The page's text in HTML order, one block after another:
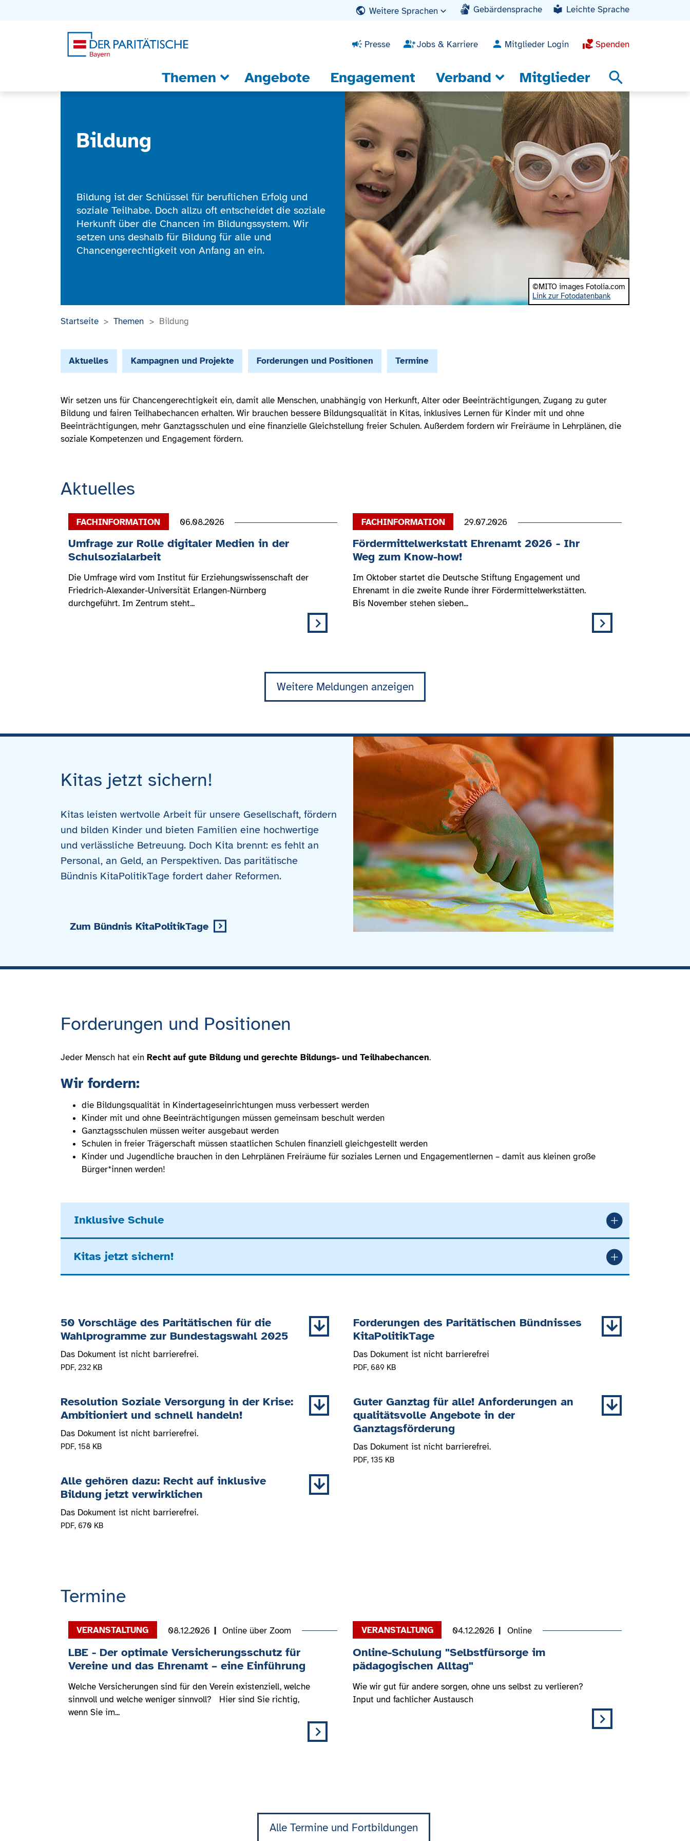
Weitere Sprachen Gebärdensprache Leichte Sprache
Presse Jobs & Karriere Mitglieder Login Spenden
Themen Angebote Engagement Verband Mitglieder search
Bildung
Bildung ist der Schlüssel für beruflichen Erfolg und
soziale Teilhabe. Doch allzu oft entscheidet die soziale
Herkunft über die Chancen im Bildungssystem. Wir
setzen uns deshalb für Bildung für alle und
Chancengerechtigkeit von Anfang an ein.
©MITO images Fotolia.com
Link zur Fotodatenbank
Startseite Themen Bildung
Aktuelles Kampagnen und Projekte Forderungen und Positionen Termine
Wir setzen uns für Chancengerechtigkeit ein, damit alle Menschen, unabhängig von Herkunft, Alter oder Beeinträchtigungen, Zugang zu guter
Bildung und fairen Teilhabechancen erhalten. Wir brauchen bessere Bildungsqualität in Kitas, inklusives Lernen für Kinder mit und ohne
Beeinträchtigungen, mehr Ganztagsschulen und eine finanzielle Gleichstellung freier Schulen. Außerdem fordern wir Freiräume in Lehrplänen, die
soziale Kompetenzen und Engagement fördern.
Aktuelles
Umfrage zur Rolle digitaler Medien in der
Schulsozialarbeit
Die Umfrage wird vom Institut für Erziehungswissenschaft der
Friedrich-Alexander-Universität Erlangen-Nürnberg
durchgeführt. Im Zentrum steht...
06.08.2026
Fördermittelwerkstatt Ehrenamt 2026 - Ihr
Weg zum Know-how!
Im Oktober startet die Deutsche Stiftung Engagement und
Ehrenamt in die zweite Runde ihrer Fördermittelwerkstätten.
Bis November stehen sieben...
29.07.2026
Weitere Meldungen anzeigen
Kitas jetzt sichern!
Kitas leisten wertvolle Arbeit für unsere Gesellschaft, fördern
und bilden Kinder und bieten Familien eine hochwertige
und verlässliche Betreuung. Doch Kita brennt: es fehlt an
Personal, an Geld, an Perspektiven. Das paritätische
Bündnis KitaPolitikTage fordert daher Reformen.
Zum Bündnis KitaPolitikTage
Forderungen und Positionen
Jeder Mensch hat ein Recht auf gute Bildung und gerechte Bildungs- und Teilhabechancen.
Wir fordern:
die Bildungsqualität in Kindertageseinrichtungen muss verbessert werden
Kinder mit und ohne Beeinträchtigungen müssen gemeinsam beschult werden
Ganztagsschulen müssen weiter ausgebaut werden
Schulen in freier Trägerschaft müssen staatlichen Schulen finanziell gleichgestellt werden
Kinder und Jugendliche brauchen in den Lehrplänen Freiräume für soziales Lernen und Engagementlernen – damit aus kleinen große
Bürger*innen werden!
Inklusive Schule
Kitas jetzt sichern!
50 Vorschläge des Paritätischen für die
Wahlprogramme zur Bundestagswahl 2025
Das Dokument ist nicht barrierefrei.
PDF, 232 KB
Resolution Soziale Versorgung in der Krise:
Ambitioniert und schnell handeln!
Das Dokument ist nicht barrierefrei.
PDF, 158 KB
Alle gehören dazu: Recht auf inklusive
Bildung jetzt verwirklichen
Das Dokument ist nicht barrierefrei.
PDF, 670 KB
Forderungen des Paritätischen Bündnisses
KitaPolitikTage
Das Dokument ist nicht barrierefrei
PDF, 689 KB
Guter Ganztag für alle! Anforderungen an
qualitätsvolle Angebote in der
Ganztagsförderung
Das Dokument ist nicht barrierefrei.
PDF, 135 KB
Termine
LBE - Der optimale Versicherungsschutz für
Vereine und das Ehrenamt – eine Einführung
Welche Versicherungen sind für den Verein existenziell, welche
sinnvoll und welche weniger sinnvoll? Hier sind Sie richtig,
wenn Sie im...
08.12.2026 Online über Zoom
Online-Schulung "Selbstfürsorge im
pädagogischen Alltag"
Wie wir gut für andere sorgen, ohne uns selbst zu verlieren?
Input und fachlicher Austausch
04.12.2026 Online
Alle Termine und Fortbildungen